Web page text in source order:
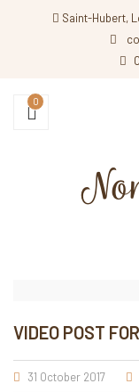
Saint-Hubert,
0
VIDEO POST
31 October 2017